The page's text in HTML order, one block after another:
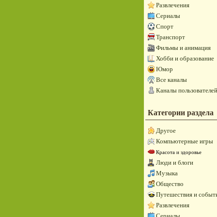
Развлечения
Сериалы
Спорт
Транспорт
Фильмы и анимация
Хобби и образование
Юмор
Все каналы
Каналы пользователей
Категории раздела
Другое
Компьютерные игры
Красота и здоровье
Люди и блоги
Музыка
Общество
Путешествия и
Развлечения